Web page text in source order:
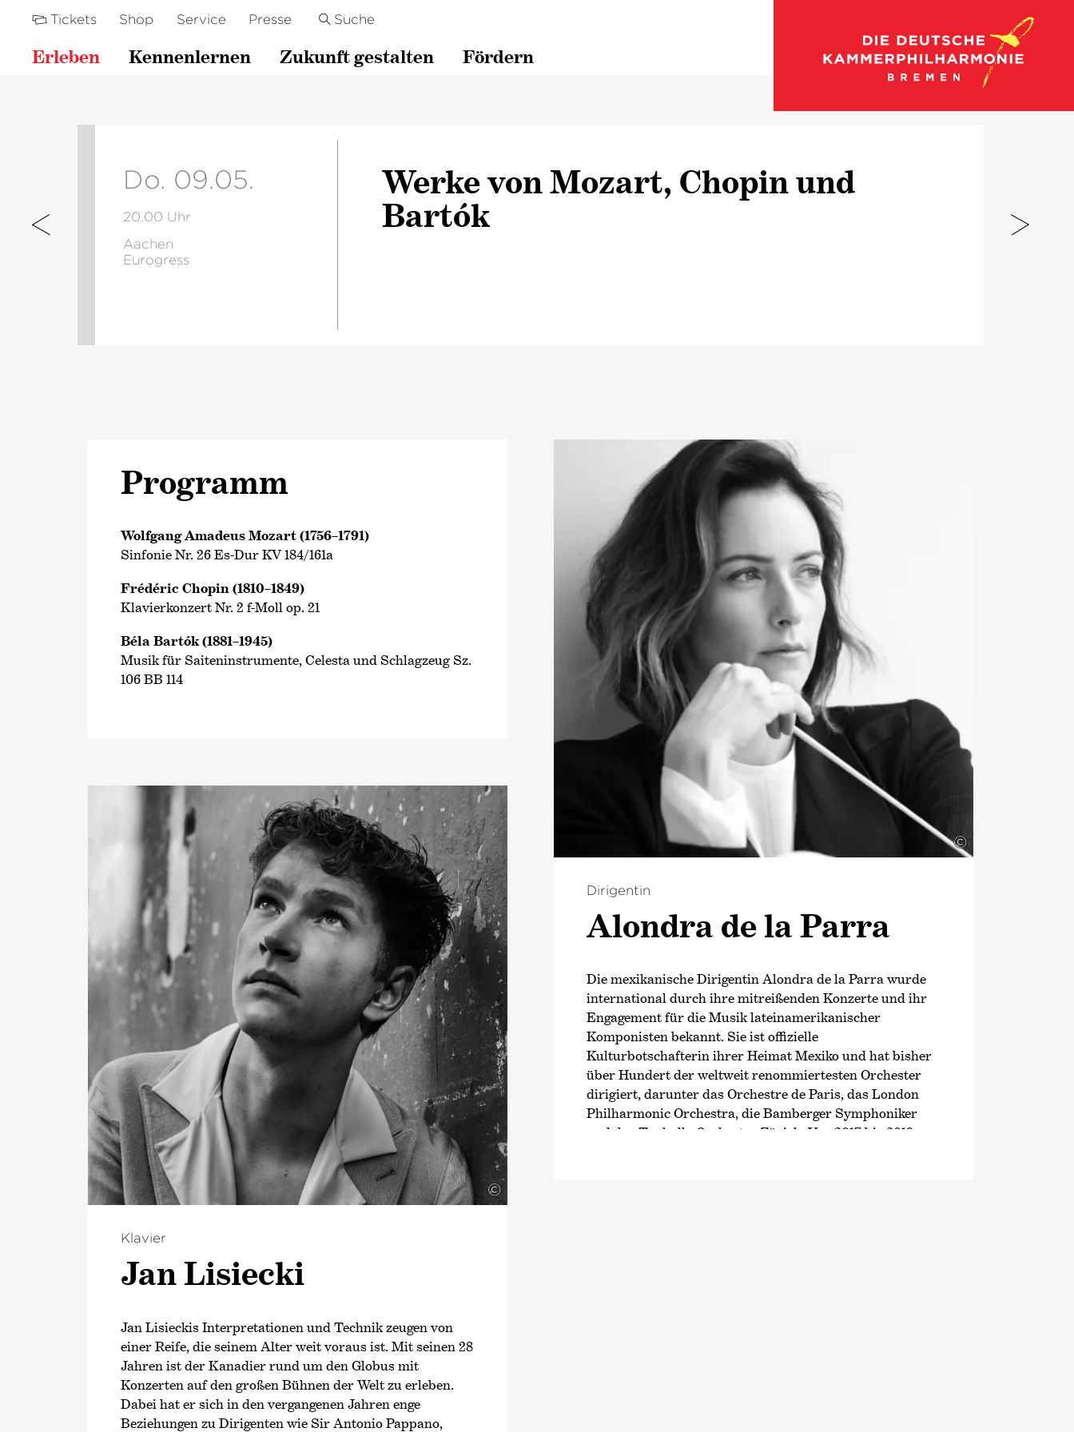
Tickets Shop Service Presse Suche
Erleben Kennenlernen Zukunft gestalten Fördern
Zum Konzertkalender
Do. 09.05.
20.00 Uhr
Aachen
Eurogress
Werke von Mozart, Chopin und
Bartók
Programm
Wolfgang Amadeus Mozart (1756–1791)
Sinfonie Nr. 26 Es-Dur KV 184/161a
Frédéric Chopin (1810–1849)
Klavierkonzert Nr. 2 f-Moll op. 21
Béla Bartók (1881–1945)
Musik für Saiteninstrumente, Celesta und Schlagzeug Sz.
106 BB 114
©
Klavier
Jan Lisiecki
Jan Lisieckis Interpretationen und Technik zeugen von
einer Reife, die seinem Alter weit voraus ist. Mit seinen 28
Jahren ist der Kanadier rund um den Globus mit
Konzerten auf den großen Bühnen der Welt zu erleben.
Dabei hat er sich in den vergangenen Jahren enge
Beziehungen zu Dirigenten wie Sir Antonio Pappano,
©
Dirigentin
Alondra de la Parra
Die mexikanische Dirigentin Alondra de la Parra wurde
international durch ihre mitreißenden Konzerte und ihr
Engagement für die Musik lateinamerikanischer
Komponisten bekannt. Sie ist offizielle
Kulturbotschafterin ihrer Heimat Mexiko und hat bisher
über Hundert der weltweit renommiertesten Orchester
dirigiert, darunter das Orchestre de Paris, das London
Philharmonic Orchestra, die Bamberger Symphoniker
und das Tonhalle-Orchester Zürich. Von 2017 bis 2019 war